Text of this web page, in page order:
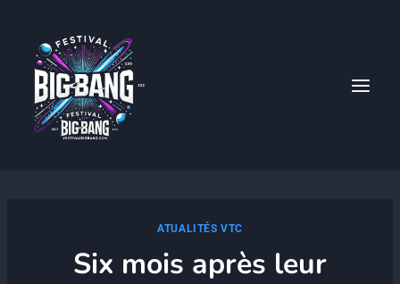
contenu
ATUALITÉS VTC
Six mois après leur